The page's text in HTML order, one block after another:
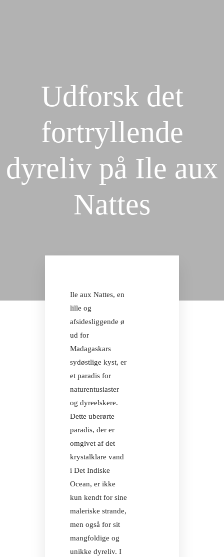
LODGE
OPHOLD PÅ
AURORA
VÆRELSER
BUNGALOW
VÆRELSER
KOMFORT-
BUNGALOW
FAMILIE-
BUNGALOW
Udforsk det
fortryllende
dyreliv på Ile aux
Nattes
Ile aux Nattes, en
lille og
afsidesliggende ø
ud for
Madagaskars
sydøstlige kyst, er
et paradis for
naturentusiaster
og dyreelskere.
Dette uberørte
paradis, der er
omgivet af det
krystalklare vand
i Det Indiske
Ocean, er ikke
kun kendt for sine
maleriske strande,
men også for sit
mangfoldige og
unikke dyreliv. I